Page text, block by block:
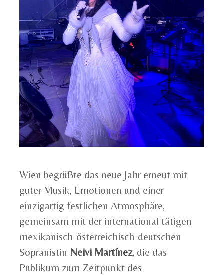
Wien begrüßte das neue Jahr erneut mit
guter Musik, Emotionen und einer
einzigartig festlichen Atmosphäre,
gemeinsam mit der international tätigen
mexikanisch-österreichisch-deutschen
Sopranistin Neivi Martínez, die das
Publikum zum Zeitpunkt des